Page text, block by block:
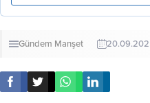
Gündem Manşet